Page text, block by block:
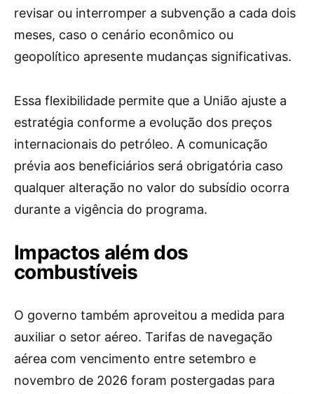
revisar ou interromper a subvenção a cada dois
meses, caso o cenário econômico ou
geopolítico apresente mudanças significativas.
Essa flexibilidade permite que a União ajuste a
estratégia conforme a evolução dos preços
internacionais do petróleo. A comunicação
prévia aos beneficiários será obrigatória caso
qualquer alteração no valor do subsídio ocorra
durante a vigência do programa.
Impactos além dos
combustíveis
O governo também aproveitou a medida para
auxiliar o setor aéreo. Tarifas de navegação
aérea com vencimento entre setembro e
novembro de 2026 foram postergadas para